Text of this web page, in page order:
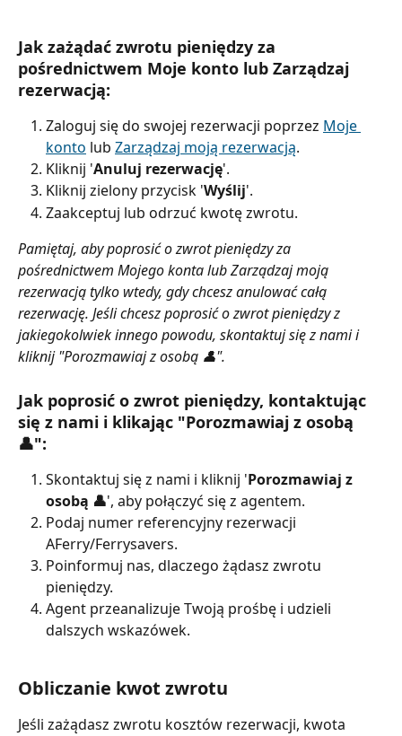
Jak zażądać zwrotu pieniędzy za
pośrednictwem Moje konto lub Zarządzaj
rezerwacją:
Zaloguj się do swojej rezerwacji poprzez Moje
konto lub Zarządzaj moją rezerwacją.
Kliknij 'Anuluj rezerwację'.
Kliknij zielony przycisk 'Wyślij'.
Zaakceptuj lub odrzuć kwotę zwrotu.
Pamiętaj, aby poprosić o zwrot pieniędzy za
pośrednictwem Mojego konta lub Zarządzaj moją
rezerwacją tylko wtedy, gdy chcesz anulować całą
rezerwację. Jeśli chcesz poprosić o zwrot pieniędzy z
jakiegokolwiek innego powodu, skontaktuj się z nami i
kliknij "Porozmawiaj z osobą 👤".
Jak poprosić o zwrot pieniędzy, kontaktując
się z nami i klikając "Porozmawiaj z osobą
👤":
Skontaktuj się z nami i kliknij 'Porozmawiaj z
osobą 👤', aby połączyć się z agentem.
Podaj numer referencyjny rezerwacji
AFerry/Ferrysavers.
Poinformuj nas, dlaczego żądasz zwrotu
pieniędzy.
Agent przeanalizuje Twoją prośbę i udzieli
dalszych wskazówek.
Obliczanie kwot zwrotu
Jeśli zażądasz zwrotu kosztów rezerwacji, kwota